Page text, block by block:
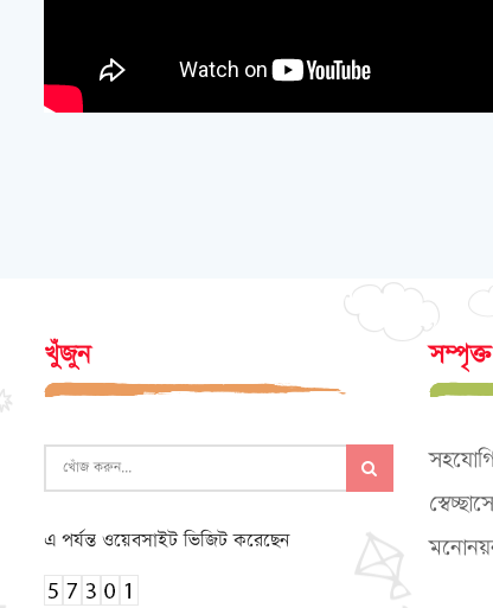
খুঁজুন
এ পর্যন্ত ওয়েবসাইট ভিজিট করেছেন